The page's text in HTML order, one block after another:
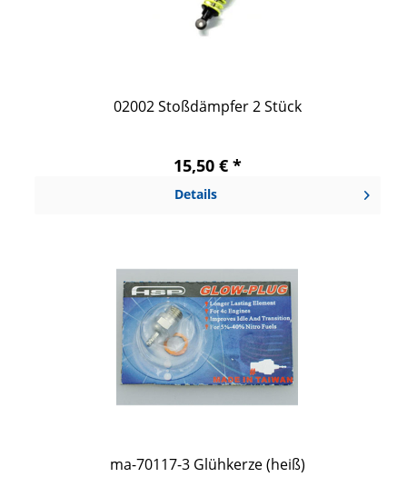
02002 Stoßdämpfer 2 Stück
15,50 € *
Details
ma-70117-3 Glühkerze (heiß)